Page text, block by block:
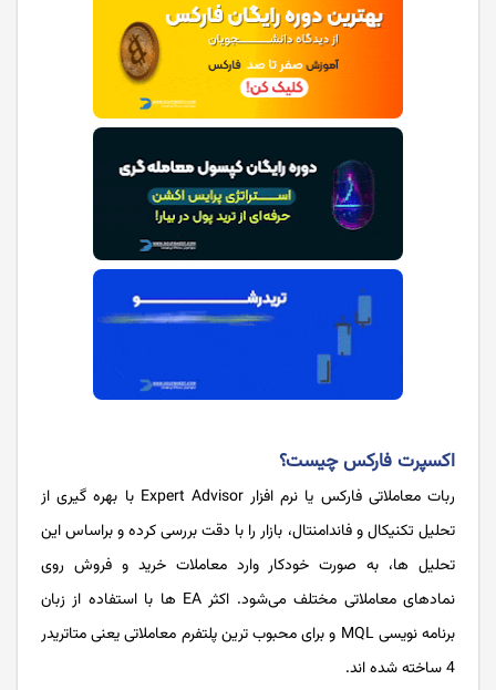
اکسپرت فارکس چیست؟
ربات معاملاتی فارکس یا نرم افزار Expert Advisor با بهره گیری از
تحلیل تکنیکال و فاندامنتال، بازار را با دقت بررسی کرده و براساس این
تحلیل ها، به صورت خودکار وارد معاملات خرید و فروش روی
نمادهای معاملاتی مختلف می‌شود. اکثر EA ها با استفاده از زبان
برنامه نویسی MQL و برای محبوب ترین پلتفرم معاملاتی یعنی متاتریدر
4 ساخته شده اند.